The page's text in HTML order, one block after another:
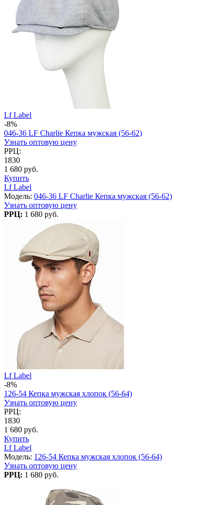
Lf Label
-8%
046-36 LF Charlie Кепка мужская (56-62)
Узнать оптовую цену
РРЦ:
1830
1 680 руб.
Купить
Lf Label
Модель: 046-36 LF Charlie Кепка мужская (56-62)
Узнать оптовую цену
РРЦ: 1 680 руб.
Lf Label
-8%
126-54 Кепка мужская хлопок (56-64)
Узнать оптовую цену
РРЦ:
1830
1 680 руб.
Купить
Lf Label
Модель: 126-54 Кепка мужская хлопок (56-64)
Узнать оптовую цену
РРЦ: 1 680 руб.